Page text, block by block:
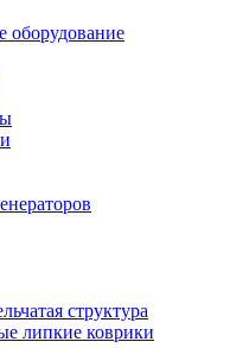
структура
липкие коврики